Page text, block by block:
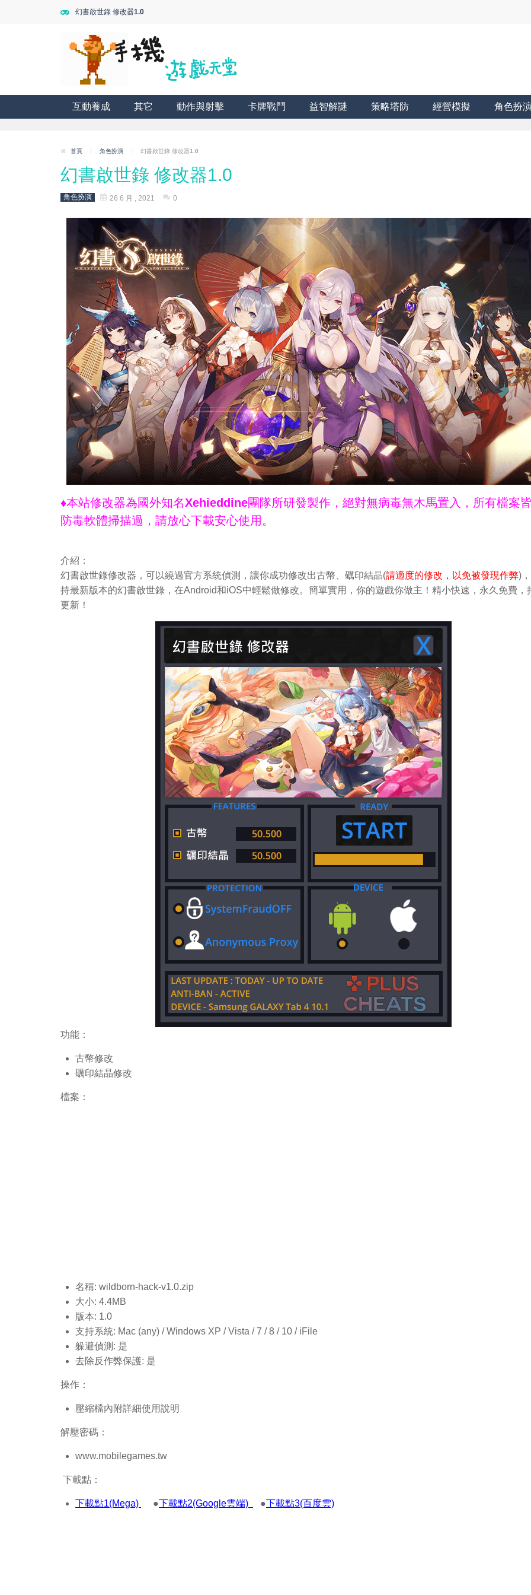
幻書啟世錄 修改器1.0
互動養成 其它 動作與射擊 卡牌戰鬥 益智解謎 策略塔防 經營模擬 角色扮
首頁 / 角色扮演 / 幻書啟世錄 修改器1.0
幻書啟世錄 修改器1.0
角色扮演 26 6 月 , 2021 0
♦本站修改器為國外知名Xehieddine團隊所研發製作，絕對無病毒無木馬置入，所有檔案
防毒軟體掃描過，請放心下載安心使用。
介紹：
幻書啟世錄修改器，可以繞過官方系統偵測，讓你成功修改出古幣、礪印結晶(請適度的修改，以免被發現作弊)
持最新版本的幻書啟世錄，在Android和iOS中輕鬆做修改。簡單實用，你的遊戲你做主！精小快速，永久免費，
更新！
功能：
古幣修改
礪印結晶修改
檔案：
名稱: wildborn-hack-v1.0.zip
大小: 4.4MB
版本: 1.0
支持系統: Mac (any) / Windows XP / Vista / 7 / 8 / 10 / iFile
躲避偵測: 是
去除反作弊保護: 是
操作：
壓縮檔內附詳細使用說明
解壓密碼：
www.mobilegames.tw
下載點：
下載點1(Mega) ●下載點2(Google雲端) ●下載點3(百度雲)